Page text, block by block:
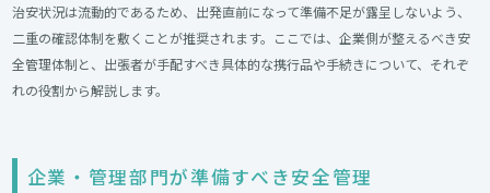
治安状況は流動的であるため、出発直前になって準備不足が露呈しないよう、
二重の確認体制を敷くことが推奨されます。ここでは、企業側が整えるべき安
全管理体制と、出張者が手配すべき具体的な携行品や手続きについて、それぞ
れの役割から解説します。
企業・管理部門が準備すべき安全管理